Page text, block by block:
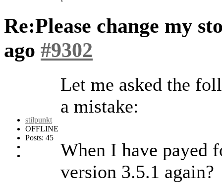
Re:Please change my
ago #9302
stilpunkt
OFFLINE
Posts: 45
Let me asked the
a mistake:
When I have payed
version 3.5.1 again?